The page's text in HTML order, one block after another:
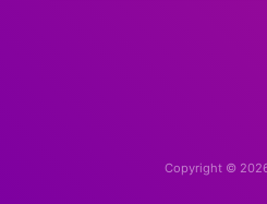
Copyright ©